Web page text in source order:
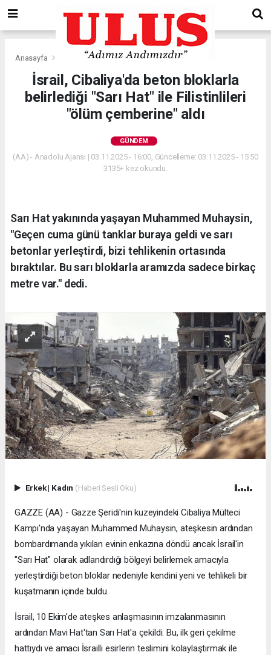
Anasayfa Gündem
İsrail, Cibaliya'da beton bloklarla
belirlediği "Sarı Hat" ile Filistinlileri
"ölüm çemberine" aldı
GÜNDEM
(AA) - Anadolu Ajansı | 03.11.2025 - 16:00, Güncelleme: 03.11.2025 - 15:50
3135+ kez okundu.
Sarı Hat yakınında yaşayan Muhammed Muhaysin,
"Geçen cuma günü tanklar buraya geldi ve sarı
betonlar yerleştirdi, bizi tehlikenin ortasında
bıraktılar. Bu sarı bloklarla aramızda sadece birkaç
metre var." dedi.
Erkek| Kadın (Haberi Sesli Oku)
GAZZE (AA) - Gazze Şeridi'nin kuzeyindeki Cibaliya Mülteci
Kampı'nda yaşayan Muhammed Muhaysin, ateşkesin ardından
bombardımanda yıkılan evinin enkazına döndü ancak İsrail'in
"Sarı Hat" olarak adlandırdığı bölgeyi belirlemek amacıyla
yerleştirdiği beton bloklar nedeniyle kendini yeni ve tehlikeli bir
kuşatmanın içinde buldu.
İsrail, 10 Ekim'de ateşkes anlaşmasının imzalanmasının
ardından Mavi Hat'tan Sarı Hat'a çekildi. Bu, ilk geri çekilme
hattıydı ve amacı İsrailli esirlerin teslimini kolaylaştırmak ile